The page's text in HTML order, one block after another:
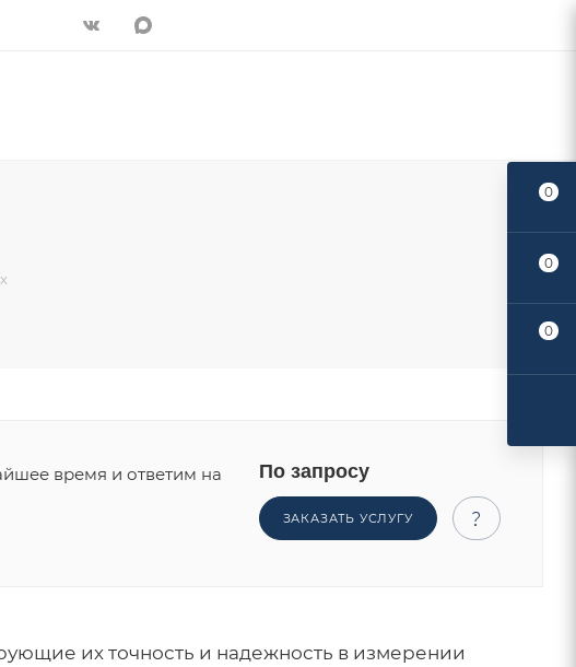
Поделиться:
время и ответим на
По запросу
ЗАКАЗАТЬ УСЛУГУ
их точность и надежность в измерении
0
0
0